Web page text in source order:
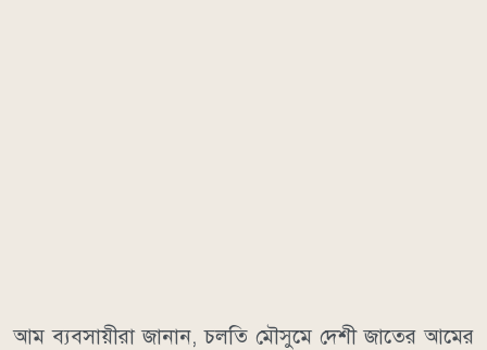
আম ব্যবসায়ীরা জানান, চলতি মৌসুমে দেশী জাতের আমের